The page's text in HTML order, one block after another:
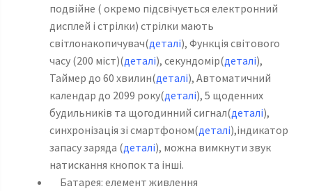
подвійне ( окремо підсвічується електронний
дисплей і стрілки) стрілки мають
світлонакопичувач(деталі), Функція світового
часу (200 міст)(деталі), секундомір(деталі),
Таймер до 60 хвилин(деталі), Автоматичний
календар до 2099 року(деталі), 5 щоденних
будильників та щогодинний сигнал(деталі),
синхронізація зі смартфоном(деталі),індикатор
запасу заряда (деталі), можна вимкнути звук
натискання кнопок та інші.
Батарея: елемент живлення